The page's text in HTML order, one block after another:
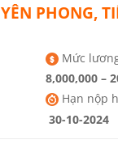
PHONG,
Mức
8,000,000 –
Hạn nộp
30-10-2024